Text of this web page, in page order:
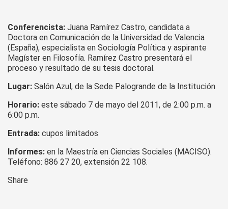
Conferencista: Juana Ramírez Castro, candidata a
Doctora en Comunicación de la Universidad de Valencia
(España), especialista en Sociología Política y aspirante
Magíster en Filosofía. Ramírez Castro presentará el
proceso y resultado de su tesis doctoral.
Lugar: Salón Azul, de la Sede Palogrande de la Institución
Horario: este sábado 7 de mayo del 2011, de 2:00 p.m. a
6:00 p.m.
Entrada: cupos limitados
Informes: en la Maestría en Ciencias Sociales (MACISO).
Teléfono: 886 27 20, extensión 22 108.
Share